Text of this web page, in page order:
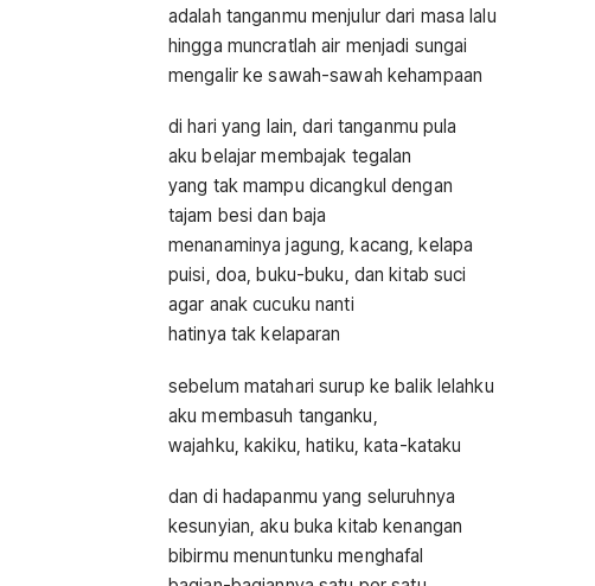
adalah tanganmu menjulur dari masa lalu
hingga muncratlah air menjadi sungai
mengalir ke sawah-sawah kehampaan
di hari yang lain, dari tanganmu pula
aku belajar membajak tegalan
yang tak mampu dicangkul dengan
tajam besi dan baja
menanaminya jagung, kacang, kelapa
puisi, doa, buku-buku, dan kitab suci
agar anak cucuku nanti
hatinya tak kelaparan
sebelum matahari surup ke balik lelahku
aku membasuh tanganku,
wajahku, kakiku, hatiku, kata-kataku
dan di hadapanmu yang seluruhnya
kesunyian, aku buka kitab kenangan
bibirmu menuntunku menghafal